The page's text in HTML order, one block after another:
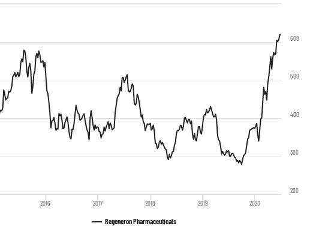
Regeneron Pharmaceuticals
2016 2017 2018 2019 2020
200
300
400
500
600